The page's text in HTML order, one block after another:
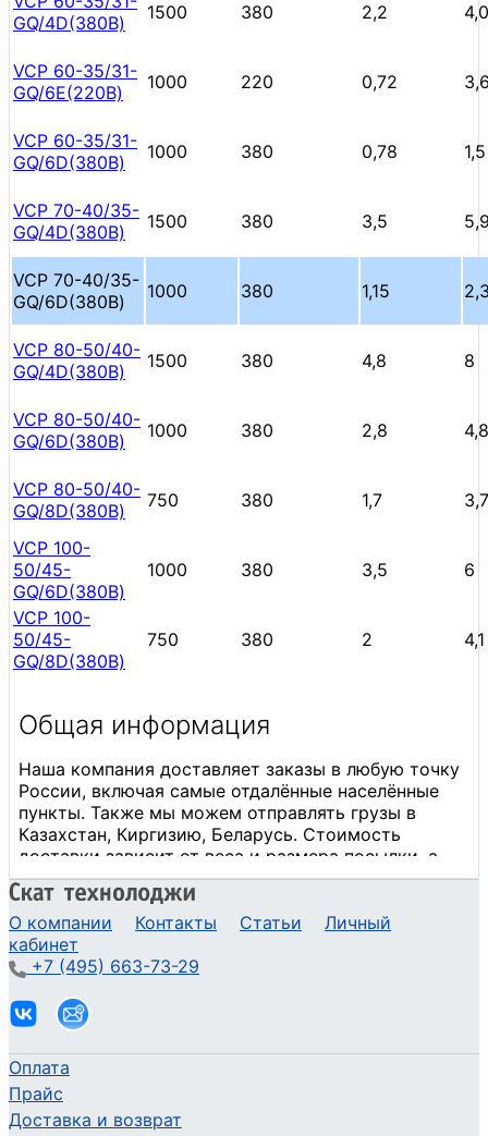
GQ/4D(380В)
1500 380 2,2 4,0
VCP 60-35/31-
GQ/6E(220В)
1000 220 0,72
VCP 60-35/31-
GQ/6D(380В)
1000 380 0,78 1,5
VCP 70-40/35-
GQ/4D(380В)
1500 380 3,5
VCP 70-40/35-
GQ/6D(380В)
1000 380 1,15
VCP 80-50/40-
GQ/4D(380В)
1500 380 4,8 8
VCP 80-50/40-
GQ/6D(380В)
1000 380 2,8
VCP 80-50/40-
GQ/8D(380В)
750 380 1,7 3,7
VCP 100-
50/45-
GQ/6D(380В)
1000 380 3,5 6
VCP 100-
50/45-
GQ/8D(380В)
750 380 2 4,1
О компании Контакты Статьи
Личный
кабинет
+7 (495) 663-73-29
Оплата
Прайс
Доставка и возврат